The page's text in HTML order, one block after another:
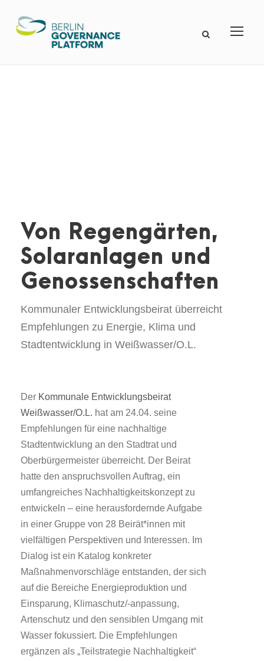
Von Regengärten,
Solaranlagen und
Genossenschaften
Kommunaler Entwicklungsbeirat überreicht
Empfehlungen zu Energie, Klima und
Stadtentwicklung in Weißwasser/O.L.
Der Kommunale Entwicklungsbeirat
Weißwasser/O.L. hat am 24.04. seine
Empfehlungen für eine nachhaltige
Stadtentwicklung an den Stadtrat und
Oberbürgermeister überreicht. Der Beirat
hatte den anspruchsvollen Auftrag, ein
umfangreiches Nachhaltigkeitskonzept zu
entwickeln – eine herausfordernde Aufgabe
in einer Gruppe von 28 Beirät*innen mit
vielfältigen Perspektiven und Interessen. Im
Dialog ist ein Katalog konkreter
Maßnahmenvorschläge entstanden, der sich
auf die Bereiche Energieproduktion und
Einsparung, Klimaschutz/-anpassung,
Artenschutz und den sensiblen Umgang mit
Wasser fokussiert. Die Empfehlungen
ergänzen als „Teilstrategie Nachhaltigkeit“